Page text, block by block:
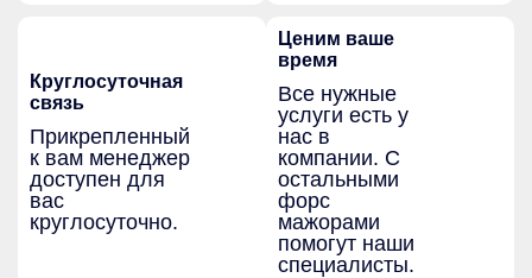
Круглосуточная
связь
Прикрепленный
к вам менеджер
доступен для
вас
круглосуточно.
Ценим ваше
время
Все нужные
услуги есть у
нас в
компании. С
остальными
форс
мажорами
помогут наши
специалисты.